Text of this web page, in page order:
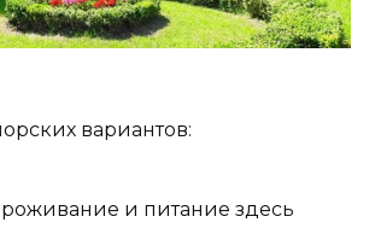
вариантов:
и питание здесь